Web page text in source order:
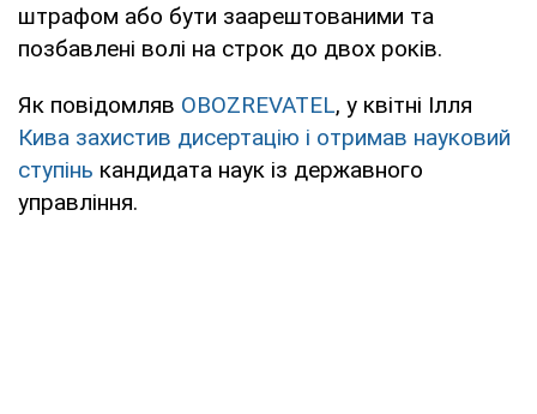
штрафом або бути заарештованими та
позбавлені волі на строк до двох років.
Як повідомляв OBOZREVATEL, у квітні Ілля
Кива захистив дисертацію і отримав науковий
ступінь кандидата наук із державного
управління.